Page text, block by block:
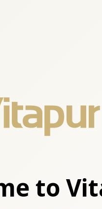
to